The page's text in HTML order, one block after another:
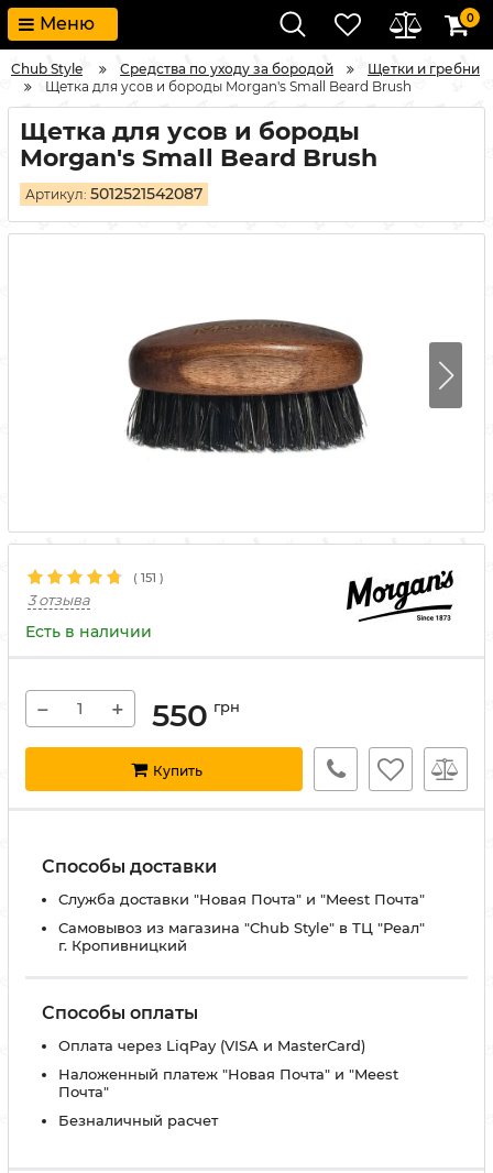
Меню 0
Chub Style Средства по уходу за бородой
Щетки и гребни
Щетка для усов и бороды Morgan's Small Beard Brush
Щетка для усов и бороды
Morgan's Small Beard Brush
Артикул: 5012521542087
( 151 )
3 отзыва
Есть в наличии
− + 550 грн
Купить
Способы доставки
Служба доставки "Новая Почта" и "Meest Почта"
Самовывоз из магазина "Chub Style" в ТЦ "Реал"
г. Кропивницкий
Способы оплаты
Оплата через LiqPay (VISA и MasterCard)
Наложенный платеж "Новая Почта" и "Meest
Почта"
Безналичный расчет